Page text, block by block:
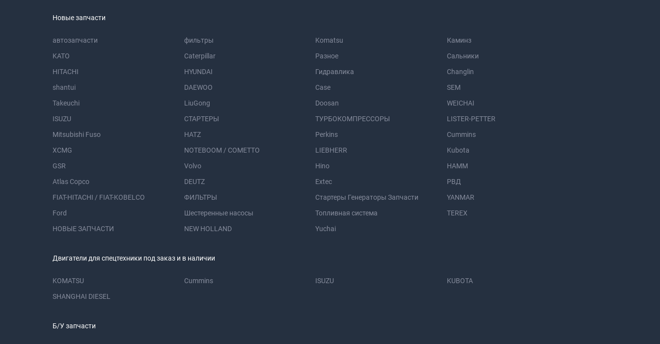
Новые запчасти
автозапчасти фильтры Komatsu
Каминз
KATO
Caterpillar Разное
Сальники
HITACHI
HYUNDAI Гидравлика
Changlin
shantui
DAEWOO Case
SEM
Takeuchi
LiuGong Doosan
WEICHAI
ISUZU
СТАРТЕРЫ ТУРБОКОМПРЕССОРЫ
LISTER-PETTER
Mitsubishi Fuso
HATZ Perkins
Cummins
XCMG
NOTEBOOM / COMETTO LIEBHERR
Kubota
GSR
Volvo Hino
HAMM
Atlas Copco
DEUTZ Extec
РВД
FIAT-HITACHI / FIAT-KOBELCO
ФИЛЬТРЫ Стартеры Генераторы Запчасти
YANMAR
Ford
Шестеренные насосы Топливная система
TEREX
НОВЫЕ ЗАПЧАСТИ
NEW HOLLAND Yuchai
Двигатели для спецтехники под заказ и в наличии
KOMATSU Cummins ISUZU
KUBOTA
SHANGHAI DIESEL
Б/У запчасти